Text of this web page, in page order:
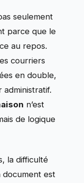
seulement
parce que le
au repos.
courriers
en double,
n’est
de logique
la difficulté
est